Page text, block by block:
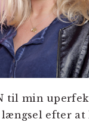
til min
længsel efter